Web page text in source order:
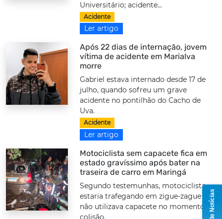
Universitário; acidente...
Acidente
Ler artigo
Após 22 dias de internação, jovem
vítima de acidente em Marialva
morre
Gabriel estava internado desde 17 de
julho, quando sofreu um grave
acidente no pontilhão do Cacho de
Uva.
Acidente
Ler artigo
Motociclista sem capacete fica em
estado gravíssimo após bater na
traseira de carro em Maringá
Segundo testemunhas, motociclista
estaria trafegando em zigue-zague e
não utilizava capacete no momento da
colisão.